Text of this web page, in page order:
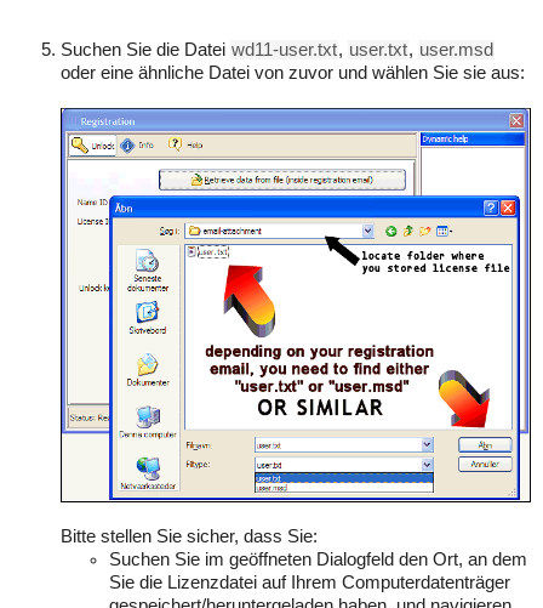
Suchen Sie die Datei wd11-user.txt, user.txt, user.msd
oder eine ähnliche Datei von zuvor und wählen Sie sie aus:
Bitte stellen Sie sicher, dass Sie:
Suchen Sie im geöffneten Dialogfeld den Ort, an dem
Sie die Lizenzdatei auf Ihrem Computerdatenträger